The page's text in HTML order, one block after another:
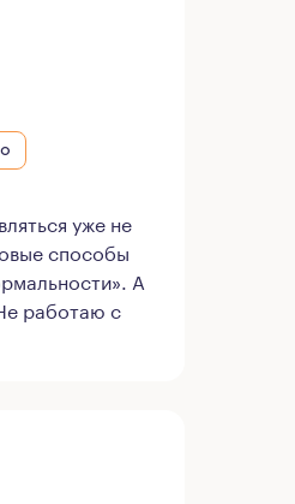
уже не
способы
А
работаю с